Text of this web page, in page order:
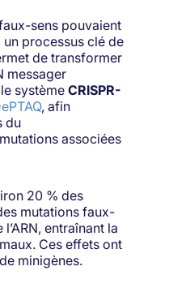
sens pouvaient
un processus clé de
de transformer
messager
le systèmeCRISPR-
, afin
du
associées
20 % des
mutations faux-
entraînant la
Ces effets ont
minigènes.